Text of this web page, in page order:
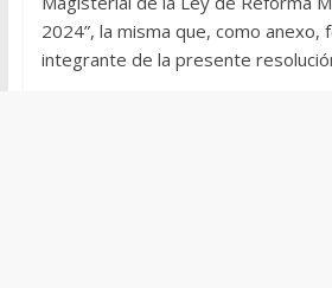
2024”, la misma que, como anexo,
integrante de la presente